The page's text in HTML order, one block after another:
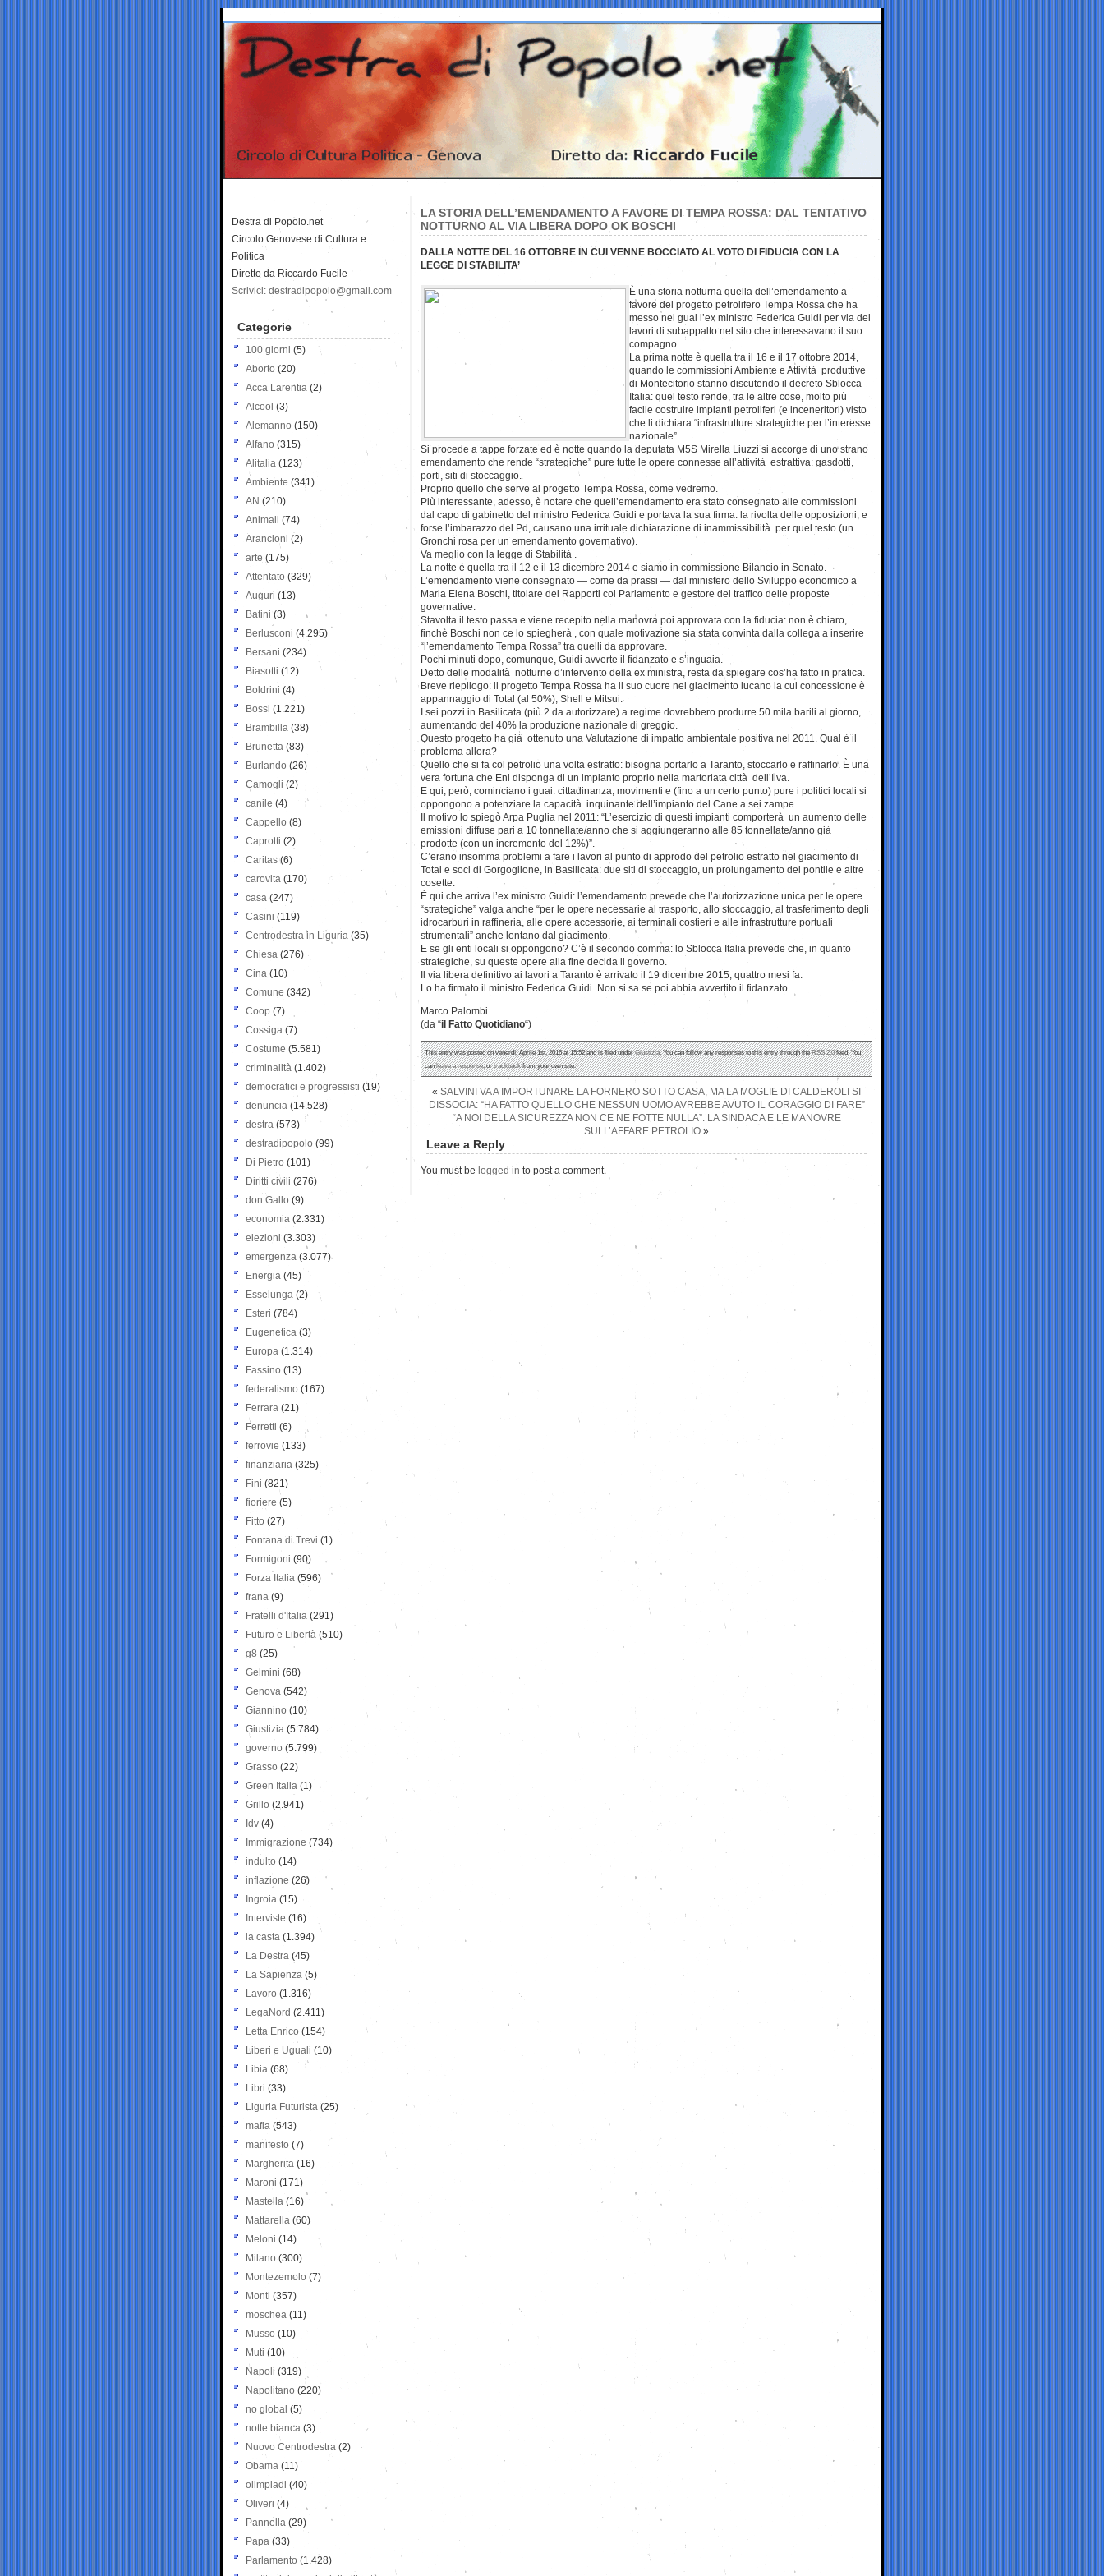
LA STORIA DELL’EMENDAMENTO A FAVORE DI TEMPA ROSSA: DAL TENTATIVO
NOTTURNO AL VIA LIBERA DOPO OK BOSCHI
DALLA NOTTE DEL 16 OTTOBRE IN CUI VENNE BOCCIATO AL VOTO DI FIDUCIA CON LA
LEGGE DI STABILITA’
È una storia notturna quella dell’emendamento a
favore del progetto petrolifero Tempa Rossa che ha
messo nei guai l’ex ministro Federica Guidi per via dei
lavori di subappalto nel sito che interessavano il suo
compagno.
La prima notte è quella tra il 16 e il 17 ottobre 2014,
quando le commissioni Ambiente e Attività produttive
di Montecitorio stanno discutendo il decreto Sblocca
Italia: quel testo rende, tra le altre cose, molto più
facile costruire impianti petroliferi (e inceneritori) visto
che li dichiara “infrastrutture strategiche per l’interesse
nazionale”.
Si procede a tappe forzate ed è notte quando la deputata M5S Mirella Liuzzi si accorge di uno strano
emendamento che rende “strategiche” pure tutte le opere connesse all’attività estrattiva: gasdotti,
porti, siti di stoccaggio.
Proprio quello che serve al progetto Tempa Rossa, come vedremo.
Più interessante, adesso, è notare che quell’emendamento era stato consegnato alle commissioni
dal capo di gabinetto del ministro Federica Guidi e portava la sua firma: la rivolta delle opposizioni, e
forse l’imbarazzo del Pd, causano una irrituale dichiarazione di inammissibilità per quel testo (un
Gronchi rosa per un emendamento governativo).
Va meglio con la legge di Stabilità .
La notte è quella tra il 12 e il 13 dicembre 2014 e siamo in commissione Bilancio in Senato.
L’emendamento viene consegnato — come da prassi — dal ministero dello Sviluppo economico a
Maria Elena Boschi, titolare dei Rapporti col Parlamento e gestore del traffico delle proposte
governative.
Stavolta il testo passa e viene recepito nella manovra poi approvata con la fiducia: non è chiaro,
finchè Boschi non ce lo spiegherà , con quale motivazione sia stata convinta dalla collega a inserire
“l’emendamento Tempa Rossa” tra quelli da approvare.
Pochi minuti dopo, comunque, Guidi avverte il fidanzato e s’inguaia.
Detto delle modalità notturne d’intervento della ex ministra, resta da spiegare cos’ha fatto in pratica.
Breve riepilogo: il progetto Tempa Rossa ha il suo cuore nel giacimento lucano la cui concessione è
appannaggio di Total (al 50%), Shell e Mitsui.
I sei pozzi in Basilicata (più 2 da autorizzare) a regime dovrebbero produrre 50 mila barili al giorno,
aumentando del 40% la produzione nazionale di greggio.
Questo progetto ha già ottenuto una Valutazione di impatto ambientale positiva nel 2011. Qual è il
problema allora?
Quello che si fa col petrolio una volta estratto: bisogna portarlo a Taranto, stoccarlo e raffinarlo. È una
vera fortuna che Eni disponga di un impianto proprio nella martoriata città dell’Ilva.
E qui, però, cominciano i guai: cittadinanza, movimenti e (fino a un certo punto) pure i politici locali si
oppongono a potenziare la capacità inquinante dell’impianto del Cane a sei zampe.
Il motivo lo spiegò Arpa Puglia nel 2011: “L’esercizio di questi impianti comporterà un aumento delle
emissioni diffuse pari a 10 tonnellate/anno che si aggiungeranno alle 85 tonnellate/anno già
prodotte (con un incremento del 12%)”.
C’erano insomma problemi a fare i lavori al punto di approdo del petrolio estratto nel giacimento di
Total e soci di Gorgoglione, in Basilicata: due siti di stoccaggio, un prolungamento del pontile e altre
cosette.
È qui che arriva l’ex ministro Guidi: l’emendamento prevede che l’autorizzazione unica per le opere
“strategiche” valga anche “per le opere necessarie al trasporto, allo stoccaggio, al trasferimento degli
idrocarburi in raffineria, alle opere accessorie, ai terminali costieri e alle infrastrutture portuali
strumentali” anche lontano dal giacimento.
E se gli enti locali si oppongono? C’è il secondo comma: lo Sblocca Italia prevede che, in quanto
strategiche, su queste opere alla fine decida il governo.
Il via libera definitivo ai lavori a Taranto è arrivato il 19 dicembre 2015, quattro mesi fa.
Lo ha firmato il ministro Federica Guidi. Non si sa se poi abbia avvertito il fidanzato.
Marco Palombi
(da “il Fatto Quotidiano“)
This entry was posted on venerdì, Aprile 1st, 2016 at 15:52 and is filed underGiustizia. You can follow any responses to this entry through theRSS 2.0feed. You
canleave a response, ortrackbackfrom your own site.
« SALVINI VA A IMPORTUNARE LA FORNERO SOTTO CASA, MA LA MOGLIE DI CALDEROLI SI
DISSOCIA: “HA FATTO QUELLO CHE NESSUN UOMO AVREBBE AVUTO IL CORAGGIO DI FARE”
“A NOI DELLA SICUREZZA NON CE NE FOTTE NULLA”: LA SINDACA E LE MANOVRE
SULL’AFFARE PETROLIO »
Leave a Reply
You must be logged in to post a comment.
Destra di Popolo.net
Circolo Genovese di Cultura e
Politica
Diretto da Riccardo Fucile
Scrivici: destradipopolo@gmail.com
Categorie
100 giorni (5)
Aborto (20)
Acca Larentia (2)
Alcool (3)
Alemanno (150)
Alfano (315)
Alitalia (123)
Ambiente (341)
AN (210)
Animali (74)
Arancioni (2)
arte (175)
Attentato (329)
Auguri (13)
Batini (3)
Berlusconi (4.295)
Bersani (234)
Biasotti (12)
Boldrini (4)
Bossi (1.221)
Brambilla (38)
Brunetta (83)
Burlando (26)
Camogli (2)
canile (4)
Cappello (8)
Caprotti (2)
Caritas (6)
carovita (170)
casa (247)
Casini (119)
Centrodestra in Liguria (35)
Chiesa (276)
Cina (10)
Comune (342)
Coop (7)
Cossiga (7)
Costume (5.581)
criminalità (1.402)
democratici e progressisti (19)
denuncia (14.528)
destra (573)
destradipopolo (99)
Di Pietro (101)
Diritti civili (276)
don Gallo (9)
economia (2.331)
elezioni (3.303)
emergenza (3.077)
Energia (45)
Esselunga (2)
Esteri (784)
Eugenetica (3)
Europa (1.314)
Fassino (13)
federalismo (167)
Ferrara (21)
Ferretti (6)
ferrovie (133)
finanziaria (325)
Fini (821)
fioriere (5)
Fitto (27)
Fontana di Trevi (1)
Formigoni (90)
Forza Italia (596)
frana (9)
Fratelli d'Italia (291)
Futuro e Libertà (510)
g8 (25)
Gelmini (68)
Genova (542)
Giannino (10)
Giustizia (5.784)
governo (5.799)
Grasso (22)
Green Italia (1)
Grillo (2.941)
Idv (4)
Immigrazione (734)
indulto (14)
inflazione (26)
Ingroia (15)
Interviste (16)
la casta (1.394)
La Destra (45)
La Sapienza (5)
Lavoro (1.316)
LegaNord (2.411)
Letta Enrico (154)
Liberi e Uguali (10)
Libia (68)
Libri (33)
Liguria Futurista (25)
mafia (543)
manifesto (7)
Margherita (16)
Maroni (171)
Mastella (16)
Mattarella (60)
Meloni (14)
Milano (300)
Montezemolo (7)
Monti (357)
moschea (11)
Musso (10)
Muti (10)
Napoli (319)
Napolitano (220)
no global (5)
notte bianca (3)
Nuovo Centrodestra (2)
Obama (11)
olimpiadi (40)
Oliveri (4)
Pannella (29)
Papa (33)
Parlamento (1.428)